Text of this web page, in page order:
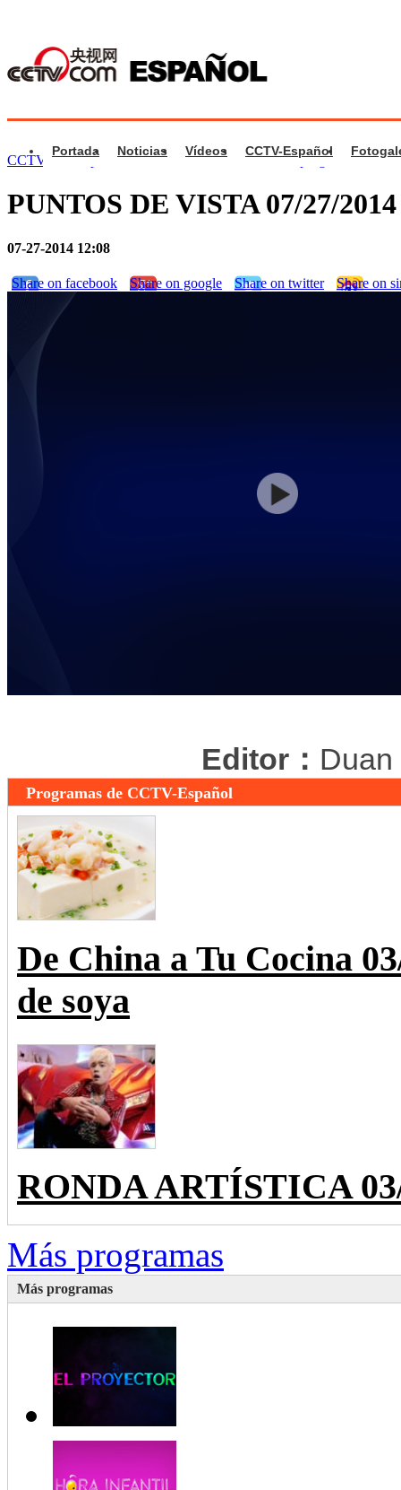
Portada Noticias Vídeos CCTV-Español
CCTV.com Español>Puntos de Vista Videos de programa
PUNTOS DE VISTA 07/27/
07-27-2014 12:08
Share on facebook Share on google Share on twitter Share on
Editor：
Programas de CCTV-Español
De China a Tu Cocina
de soya
RONDA ARTÍSTICA
Más programas
Más programas